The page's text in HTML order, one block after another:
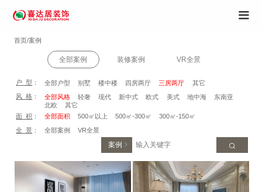
首页/案例
全部案例 装修案例 VR全景
户 型 ： 全部户型 别墅 楼中楼 四房两厅 三房两厅
其它
风 格 ： 全部风格 轻奢 现代 新中式 欧式 美式 地中海
东南亚
北欧
其它
面 积 ： 全部面积 500㎡以上 500㎡-300㎡
300㎡-150㎡
全 景 ： 全部案例 VR全景
案例